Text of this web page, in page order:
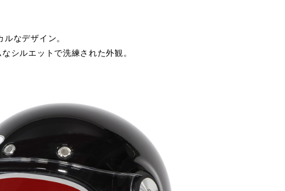
なデザイン。
シルエットで洗練された外観。